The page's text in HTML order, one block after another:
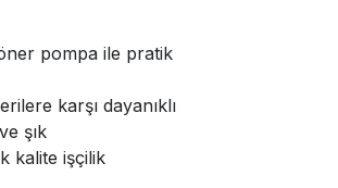
pompa ile pratik
karşı dayanıklı
şık
kalite işçilik